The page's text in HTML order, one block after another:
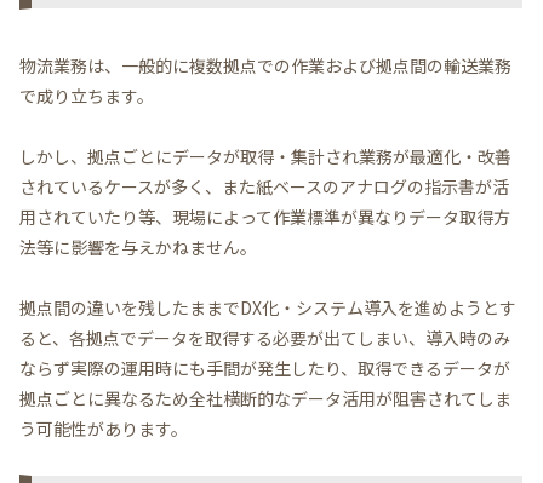
物流業務は、一般的に複数拠点での作業および拠点間の輸送業務
で成り立ちます。
しかし、拠点ごとにデータが取得・集計され業務が最適化・改善
されているケースが多く、また紙ベースのアナログの指示書が活
用されていたり等、現場によって作業標準が異なりデータ取得方
法等に影響を与えかねません。
拠点間の違いを残したままでDX化・システム導入を進めようとす
ると、各拠点でデータを取得する必要が出てしまい、導入時のみ
ならず実際の運用時にも手間が発生したり、取得できるデータが
拠点ごとに異なるため全社横断的なデータ活用が阻害されてしま
う可能性があります。